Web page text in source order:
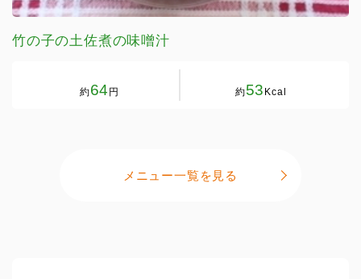
竹の子の土佐煮の味噌汁
約64 円 約53 Kcal
メニュー一覧を見る